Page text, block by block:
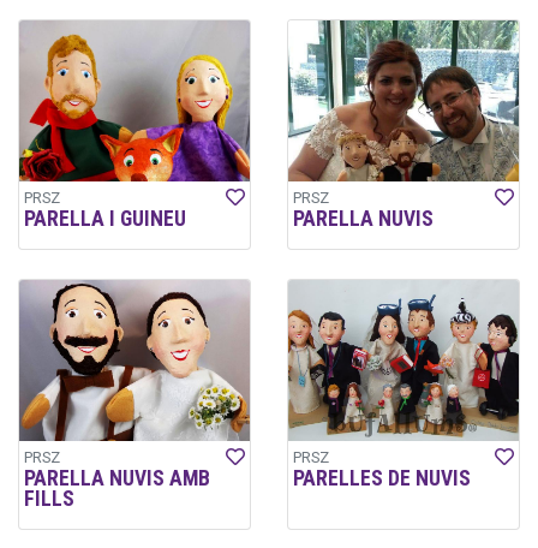
PRSZ
PARELLA I GUINEU
PRSZ
PARELLA NUVIS
PRSZ
PARELLA NUVIS AMB
FILLS
PRSZ
PARELLES DE NUVIS